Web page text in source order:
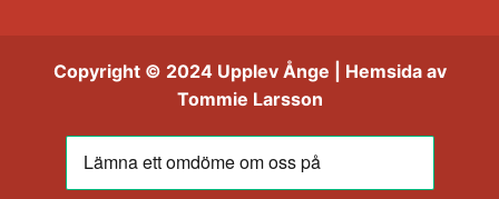
Copyright © 2024 Upplev Ånge | Hemsida av
Tommie Larsson